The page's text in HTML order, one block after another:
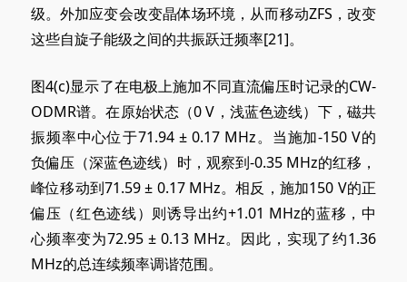
级。外加应变会改变晶体场环境，从而移动ZFS，改变
这些自旋子能级之间的共振跃迁频率[21]。
图4(c)显示了在电极上施加不同直流偏压时记录的CW-
ODMR谱。在原始状态（0 V，浅蓝色迹线）下，磁共
振频率中心位于71.94± 0.17 MHz。当施加-150 V的
负偏压（深蓝色迹线）时，观察到-0.35 MHz的红移，
峰位移动到71.59± 0.17 MHz。相反，施加150 V的正
偏压（红色迹线）则诱导出约+1.01 MHz的蓝移，中
心频率变为72.95 ± 0.13 MHz。因此，实现了约1.36
MHz的总连续频率调谐范围。